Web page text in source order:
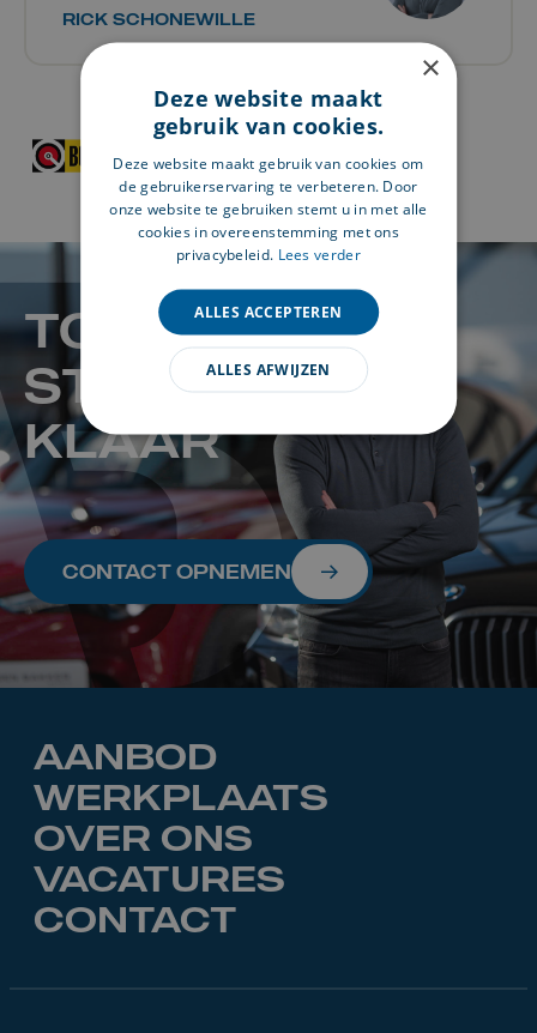
RICK SCHONEWILLE
TOT SNEL! WIJ
STAAN VOOR U
KLAAR
CONTACT OPNEMEN
AANBOD
WERKPLAATS
OVER ONS
VACATURES
CONTACT
×
Deze website maakt
gebruik van cookies.
Deze website maakt gebruik van cookies om
de gebruikerservaring te verbeteren. Door
onze website te gebruiken stemt u in met alle
cookies in overeenstemming met ons
privacybeleid. Lees verder
ALLES ACCEPTEREN
ALLES AFWIJZEN